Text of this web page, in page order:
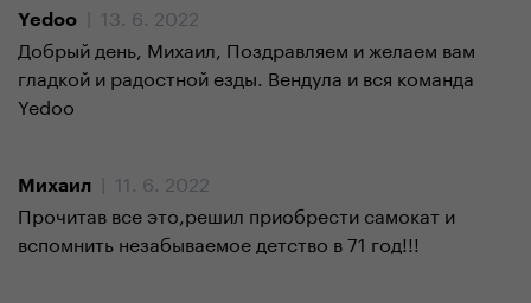
Yedoo
| 13. 6. 2022
Добрый день, Михаил, Поздравляем и желаем вам
гладкой и радостной езды. Вендула и вся команда
Yedoo
Михаил
| 11. 6. 2022
Прочитав все это,решил приобрести самокат и
вспомнить незабываемое детство в 71 год!!!